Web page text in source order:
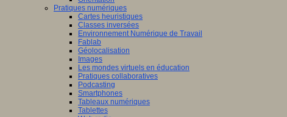
Pratiques numériques
Cartes heuristiques
Classes inversées
Environnement Numérique de Travail
Fablab
Géolocalisation
Images
Les mondes virtuels en éducation
Pratiques collaboratives
Podcasting
Smartphones
Tableaux numériques
Tablettes